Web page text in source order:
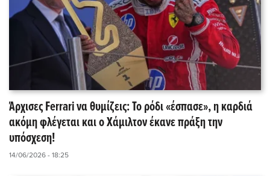
Άρχισες Ferrari να θυμίζεις: Το ρόδι «έσπασε», η καρδιά
ακόμη φλέγεται και ο Χάμιλτον έκανε πράξη την
υπόσχεση!
14/06/2026 - 18:25